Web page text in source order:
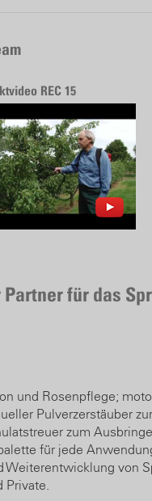
REC 15
für das
und Rosenpflege;
Pulverzerstäuber
zum
für jede
von